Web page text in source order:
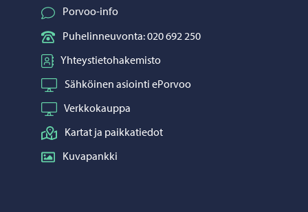
Porvoo-info
Puhelinneuvonta: 020 692 250
Yhteystietohakemisto
Sähköinen asiointi ePorvoo
Verkkokauppa
Kartat ja paikkatiedot
Kuvapankki